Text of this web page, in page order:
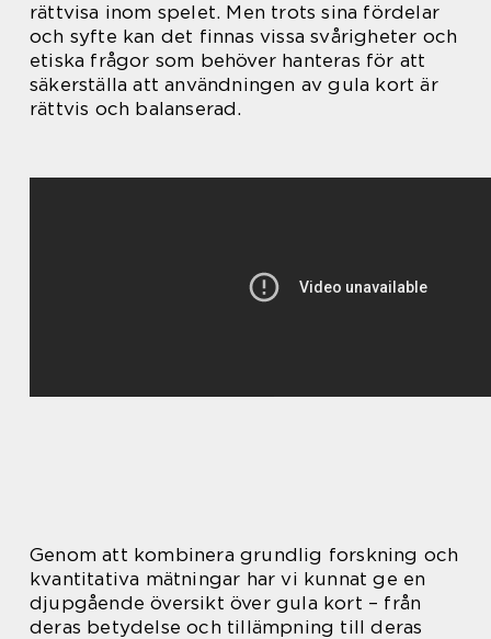
rättvisa inom spelet. Men trots sina fördelar
och syfte kan det finnas vissa svårigheter och
etiska frågor som behöver hanteras för att
säkerställa att användningen av gula kort är
rättvis och balanserad.
Genom att kombinera grundlig forskning och
kvantitativa mätningar har vi kunnat ge en
djupgående översikt över gula kort – från
deras betydelse och tillämpning till deras